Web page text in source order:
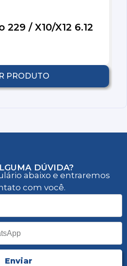
/ X10/X12 6.12
PRODUTO
DÚVIDA?
abaixo e entraremos
com você.
Enviar